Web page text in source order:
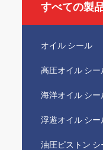
すべての製
オイル シール
高圧オイル シー
海洋オイル シー
浮遊オイル シー
油圧ピストン シ